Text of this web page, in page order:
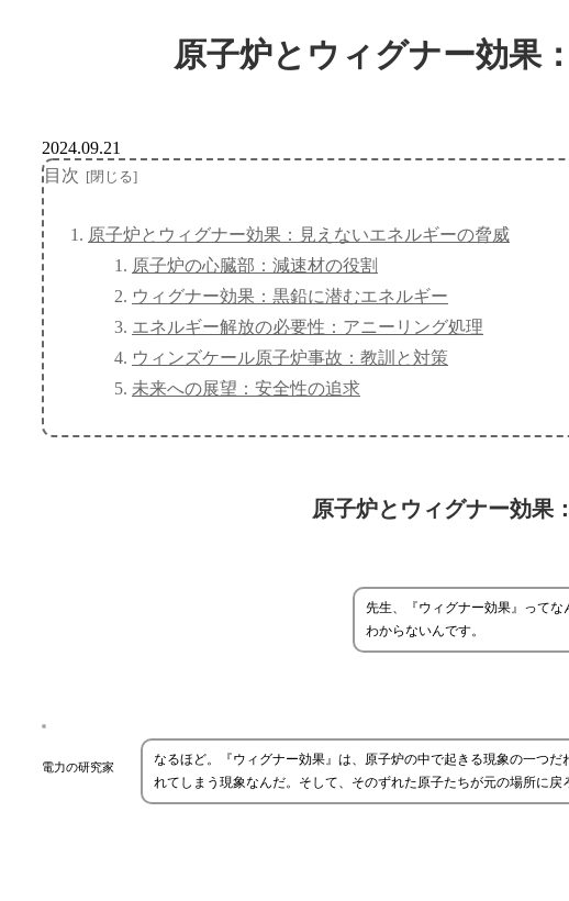
原子炉とウィグナー効果
2024.09.21
目次
原子炉とウィグナー効果：見えないエネルギーの脅威
原子炉の心臓部：減速材の役割
ウィグナー効果：黒鉛に潜むエネルギー
エネルギー解放の必要性：アニーリング処理
ウィンズケール原子炉事故：教訓と対策
未来への展望：安全性の追求
原子炉とウィグナー効果
先生、『ウィグナー効果』ってな
わからないんです。
電力の研究家
なるほど。『ウィグナー効果』は、原子炉の中で起きる現象の一つ
れてしまう現象なんだ。そして、そのずれた原子たちが元の場所に戻